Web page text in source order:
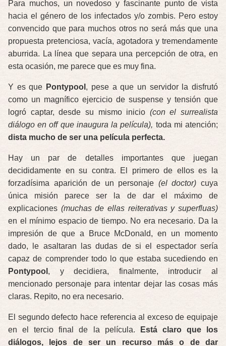
Para muchos, un novedoso y fascinante punto de vista
hacia el género de los infectados y/o zombis. Pero estoy
convencido que para muchos otros no será más que una
propuesta pretenciosa, vacía, agotadora y tremendamente
aburrida. La línea que separa una percepción de otra, en
esta ocasión, me parece que es muy fina.
Y es que Pontypool , pese a que un servidor la disfrutó
como un magnífico ejercicio de suspense y tensión que
logró captar, desde su mismo inicio (con el surrealista
diálogo en off que inaugura la película), toda mi atención;
dista mucho de ser una película perfecta.
Hay un par de detalles importantes que juegan
decididamente en su contra. El primero de ellos es la
forzadísima aparición de un personaje (el doctor) cuya
única misión parece ser la de dar el máximo de
explicaciones (muchas de ellas reiterativas y superfluas)
en el mínimo espacio de tiempo. No era necesario. Da la
impresión de que a Bruce McDonald, en un momento
dado, le asaltaran las dudas de si el espectador sería
capaz de comprender todo lo que estaba sucediendo en
Pontypool , y decidiera, finalmente, introducir al
mencionado personaje para intentar dejar las cosas más
claras. Repito, no era necesario.
El segundo defecto hace referencia al exceso de equipaje
en el tercio final de la película.
Está claro que los
diálogos, lejos de ser un recurso más o de dar